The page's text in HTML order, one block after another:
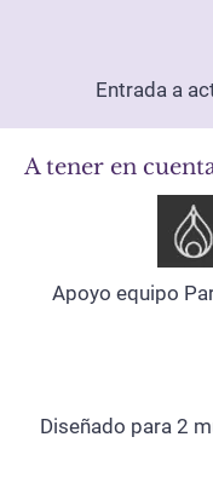
Entrada a
A tener en
Apoyo equipo
Diseñado para 2